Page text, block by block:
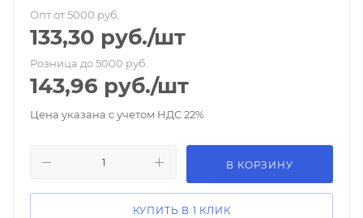
Опт от 5000 руб.
133,30 руб./шт
Розница до 5000 руб.
143,96 руб./шт
Цена указана с учетом НДС 22%
В КОРЗИНУ
КУПИТЬ В 1 КЛИК